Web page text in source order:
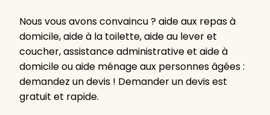
Nous vous avons convaincu ? aide aux repas à
domicile, aide à la toilette, aide au lever et
coucher, assistance administrative et aide à
domicile ou aide ménage aux personnes âgées :
demandez un devis ! Demander un devis est
gratuit et rapide.